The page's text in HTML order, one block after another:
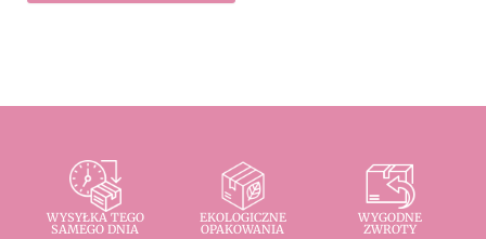
WYSYŁKA TEGO
SAMEGO DNIA
EKOLOGICZNE
OPAKOWANIA
WYGODNE
ZWROTY